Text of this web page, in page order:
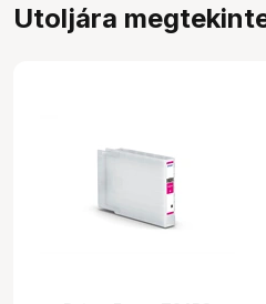
Utoljára